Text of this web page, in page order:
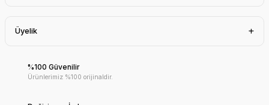
Üyelik
%100 Güvenilir
Ürünlerimiz %100 orijinaldir.